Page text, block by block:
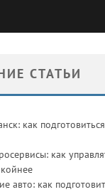
СТАТЬИ
как
как
авто: как